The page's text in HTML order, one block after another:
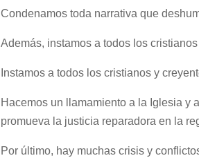
Condenamos toda narrativa que
Además, instamos a todos los
Instamos a todos los cristianos y
Hacemos un llamamiento a la Iglesia y
promueva la justicia reparadora en la
Por último, hay muchas crisis y